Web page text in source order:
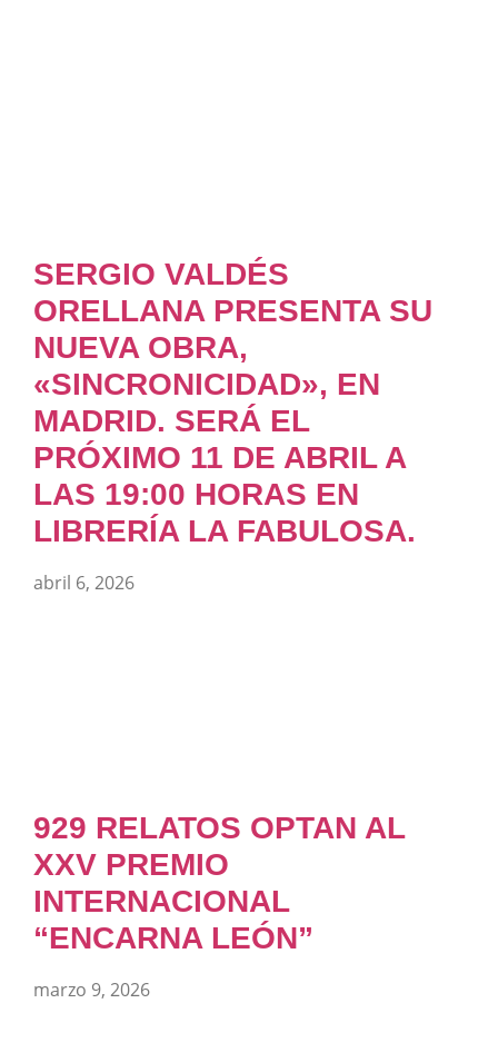
SERGIO VALDÉS
ORELLANA PRESENTA SU
NUEVA OBRA,
«SINCRONICIDAD», EN
MADRID. SERÁ EL
PRÓXIMO 11 DE ABRIL A
LAS 19:00 HORAS EN
LIBRERÍA LA FABULOSA.
abril 6, 2026
929 RELATOS OPTAN AL
XXV PREMIO
INTERNACIONAL
“ENCARNA LEÓN”
marzo 9, 2026